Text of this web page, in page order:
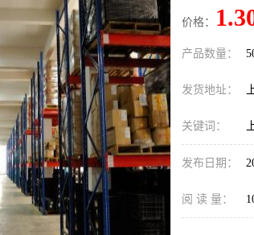
价格：
产品数量：
发货地址：
关键词：
发布日期：
阅 读 量：